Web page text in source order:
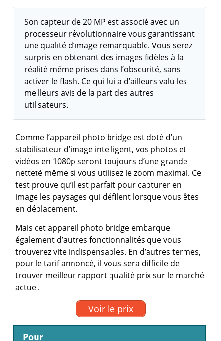
Son capteur de 20 MP est associé avec un
processeur révolutionnaire vous garantissant
une qualité d’image remarquable. Vous serez
surpris en obtenant des images fidèles à la
réalité même prises dans l’obscurité, sans
activer le flash. Ce qui lui a d’ailleurs valu les
meilleurs avis de la part des autres
utilisateurs.
Comme l’appareil photo bridge est doté d’un
stabilisateur d’image intelligent, vos photos et
vidéos en 1080p seront toujours d’une grande
netteté même si vous utilisez le zoom maximal. Ce
test prouve qu’il est parfait pour capturer en
image les paysages qui défilent lorsque vous êtes
en déplacement.
Mais cet appareil photo bridge embarque
également d’autres fonctionnalités que vous
trouverez vite indispensables. En d’autres termes,
pour le tarif annoncé, il vous sera difficile de
trouver meilleur rapport qualité prix sur le marché
actuel.
Voir le prix
Pour